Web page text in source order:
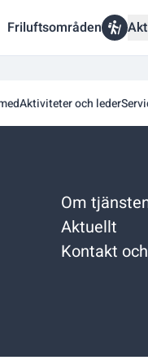
Friluftsområden
Aktiviteter och leder
Om
Aktuellt
Kontakt